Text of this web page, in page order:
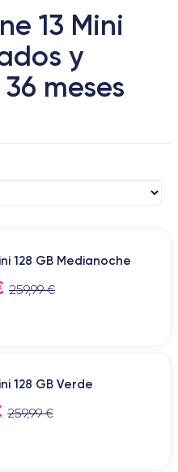
13 Mini
y
meses
128 GB Medianoche
259,99 €
128 GB Verde
259,99 €